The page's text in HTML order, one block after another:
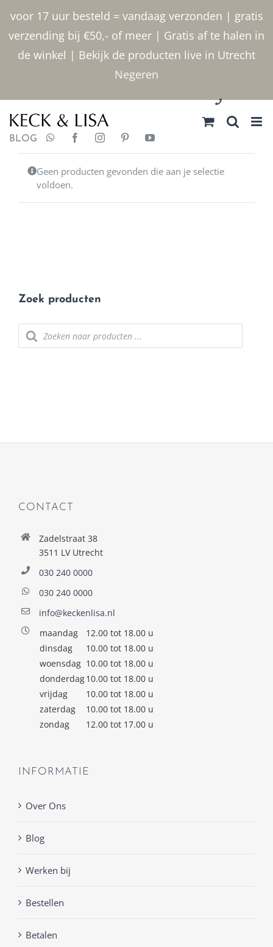
voor 17 uur besteld = vandaag verzonden | gratis
verzending bij €50,- of meer | Gratis af te halen in
de winkel | Bekijk de producten live in Utrecht
Negeren
Ga naar inhoud
030 2400000
BLOG
Geen producten gevonden die aan je selectie
voldoen.
Zoek producten
Producten zoeken
CONTACT
Zadelstraat 38
3511 LV Utrecht
030 240 0000
030 240 0000
info@keckenlisa.nl
maandag
12.00 tot 18.00 u
dinsdag
10.00 tot 18.00 u
woensdag 10.00 tot 18.00 u
donderdag10.00 tot 18.00 u
vrijdag
10.00 tot 18.00 u
zaterdag
10.00 tot 18.00 u
zondag
12.00 tot 17.00 u
INFORMATIE
Over Ons
Blog
Werken bij
Bestellen
Betalen